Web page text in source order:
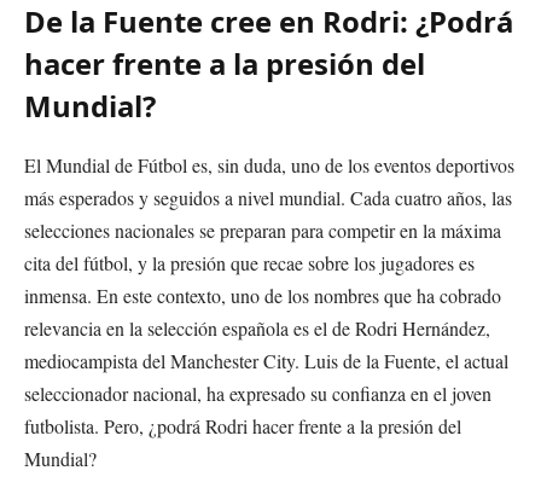
De la Fuente cree en Rodri: ¿Podrá
hacer frente a la presión del
Mundial?
El Mundial de Fútbol es, sin duda, uno de los eventos deportivos
más esperados y seguidos a nivel mundial. Cada cuatro años, las
selecciones nacionales se preparan para competir en la máxima
cita del fútbol, y la presión que recae sobre los jugadores es
inmensa. En este contexto, uno de los nombres que ha cobrado
relevancia en la selección española es el de Rodri Hernández,
mediocampista del Manchester City. Luis de la Fuente, el actual
seleccionador nacional, ha expresado su confianza en el joven
futbolista. Pero, ¿podrá Rodri hacer frente a la presión del
Mundial?